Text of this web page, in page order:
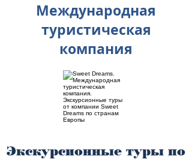
Международная
туристическая
компания
Экскурсионные туры по